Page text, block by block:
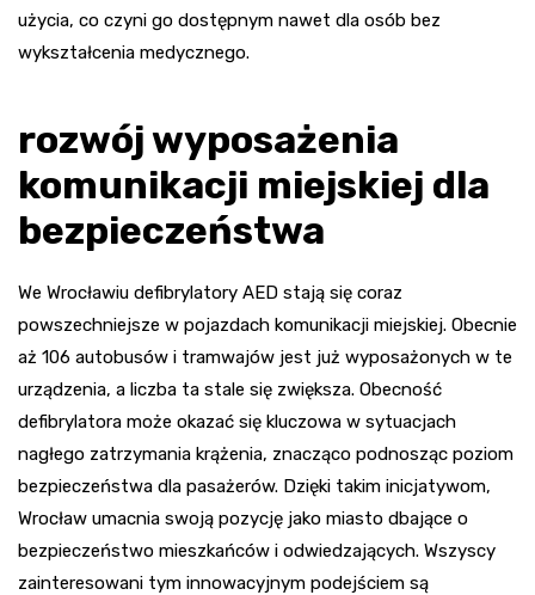
użycia, co czyni go dostępnym nawet dla osób bez
wykształcenia medycznego.
rozwój wyposażenia
komunikacji miejskiej dla
bezpieczeństwa
We Wrocławiu defibrylatory AED stają się coraz
powszechniejsze w pojazdach komunikacji miejskiej. Obecnie
aż 106 autobusów i tramwajów jest już wyposażonych w te
urządzenia, a liczba ta stale się zwiększa. Obecność
defibrylatora może okazać się kluczowa w sytuacjach
nagłego zatrzymania krążenia, znacząco podnosząc poziom
bezpieczeństwa dla pasażerów. Dzięki takim inicjatywom,
Wrocław umacnia swoją pozycję jako miasto dbające o
bezpieczeństwo mieszkańców i odwiedzających. Wszyscy
zainteresowani tym innowacyjnym podejściem są